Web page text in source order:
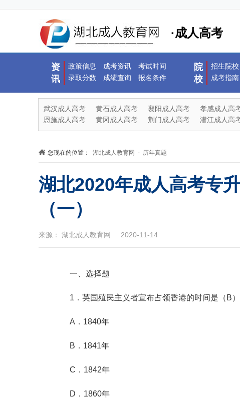
·成人高考
资
讯
政策信息 成考资讯
考试时间
录取分数
成绩查询 报名条件
院
校
招生院校
成考指南
武汉成人高考 黄石成人高考 襄阳成人高考 孝感成人高
恩施成人高考
黄冈成人高考 荆门成人高考 潜江成人高
您现在的位置： 湖北成人教育网 - 历年真题
湖北2020年成人高考专
（一）
来源： 湖北成人教育网 2020-11-14
一、选择题
1．英国殖民主义者宣布占领香港的时间是（B）
A．1840年
B．1841年
C．1842年
D．1860年